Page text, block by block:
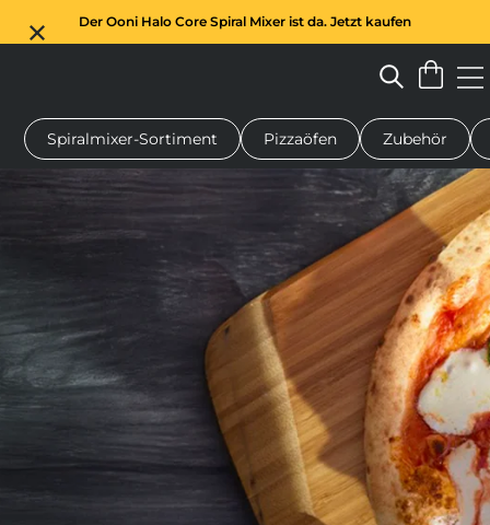
Der Ooni Halo Core Spiral Mixer ist da. Jetzt kaufen
Pizzaofen Teigmischer Geschenke Servierbretter
Spiralmixer-Sortiment Pizzaöfen Zubehör